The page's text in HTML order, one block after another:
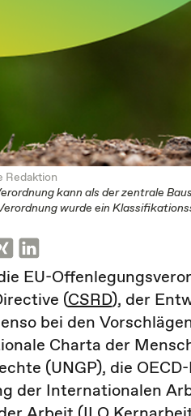
Redaktion
kann als der zentrale
wurde ein
EU-
(CSRD), der
bei den
Charta der
(UNGP), die
der Internationalen